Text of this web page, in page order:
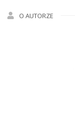
O AUTORZE